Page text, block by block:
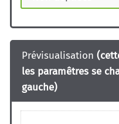
Prévisualisation
les paramêtres se
gauche)